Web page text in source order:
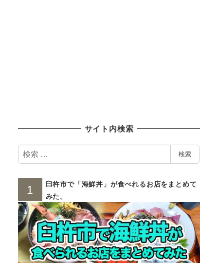
サイト内検索
検
索
検索
臼杵市で「海鮮丼」が食べれるお店をまとめて
みた。